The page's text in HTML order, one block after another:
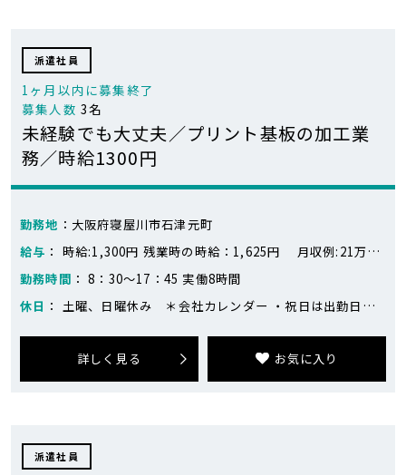
派遣社員
1ヶ月以内に募集終了
募集人数 3名
未経験でも大丈夫／プリント基板の加工業
務／時給1300円
勤務地 ：大阪府寝屋川市石津元町
給与 ： 時給:1,300円 残業時の時給：1,625円 月収例:21万円～23万円 ※218,400円～283,400円（21日勤務、残業なし～残業10時間の場合） 時給1300円×8時間×21日＝218,400円 残業10時間＝16,250円 ※目安です。
勤務時間 ： 8：30～17：45 実働8時間
休日 ： 土曜、日曜休み ＊会社カレンダー ・祝日は出勤日あり ・繁忙期は土日出勤がありますが、平日に代休を取ることが出来ます
詳しく見る お気に入り
派遣社員